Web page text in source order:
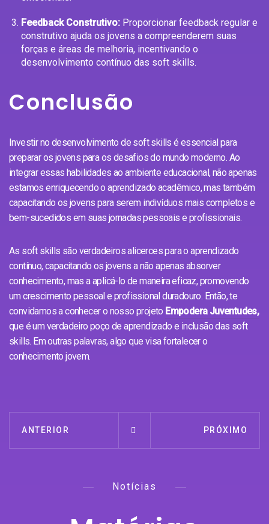
Feedback Construtivo: Proporcionar feedback regular e
construtivo ajuda os jovens a compreenderem suas
forças e áreas de melhoria, incentivando o
desenvolvimento contínuo das soft skills.
Conclusão
Investir no desenvolvimento de soft skills é essencial para
preparar os jovens para os desafios do mundo moderno. Ao
integrar essas habilidades ao ambiente educacional, não apenas
estamos enriquecendo o aprendizado acadêmico, mas também
capacitando os jovens para serem indivíduos mais completos e
bem-sucedidos em suas jornadas pessoais e profissionais.
As soft skills são verdadeiros alicerces para o aprendizado
contínuo, capacitando os jovens a não apenas absorver
conhecimento, mas a aplicá-lo de maneira eficaz, promovendo
um crescimento pessoal e profissional duradouro. Então, te
convidamos a conhecer o nosso projeto Empodera Juventudes,
que é um verdadeiro poço de aprendizado e inclusão das soft
skills. Em outras palavras, algo que visa fortalecer o
conhecimento jovem.
ANTERIOR PRÓXIMO
Notícias